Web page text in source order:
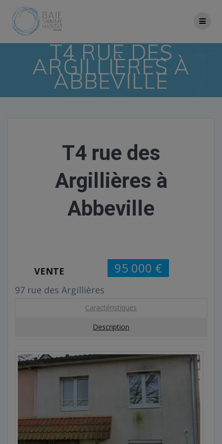
T4 RUE DES
ARGILLIÈRES À
ABBEVILLE
T4 rue des
Argillières à
Abbeville
VENTE 95 000 €
97 rue des Argillières
Caractéristiques
Description